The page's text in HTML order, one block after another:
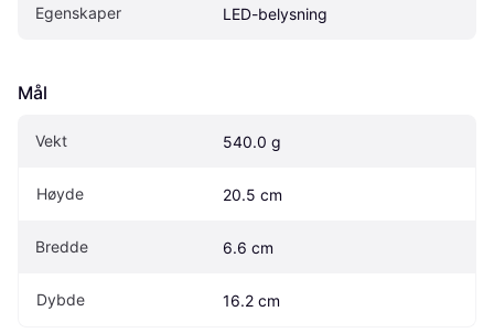
Egenskaper LED-belysning
Mål
Vekt 540.0 g
Høyde 20.5 cm
Bredde 6.6 cm
Dybde 16.2 cm